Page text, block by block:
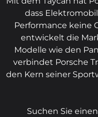
dass
Performance keine
entwickelt die
Modelle wie den
verbindet Porsche
den Kern seiner
Suchen Sie